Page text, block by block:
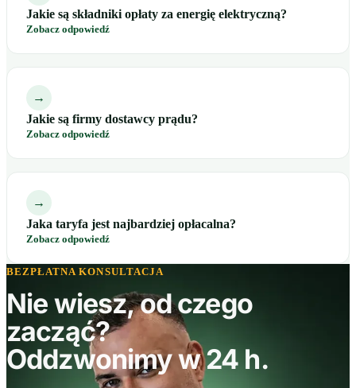
Jakie są składniki opłaty za energię elektryczną?
Zobacz odpowiedź
→
Jakie są firmy dostawcy prądu?
Zobacz odpowiedź
→
Jaka taryfa jest najbardziej opłacalna?
Zobacz odpowiedź
BEZPŁATNA KONSULTACJA
Nie wiesz, od czego
zacząć?
Oddzwonimy w 24 h.